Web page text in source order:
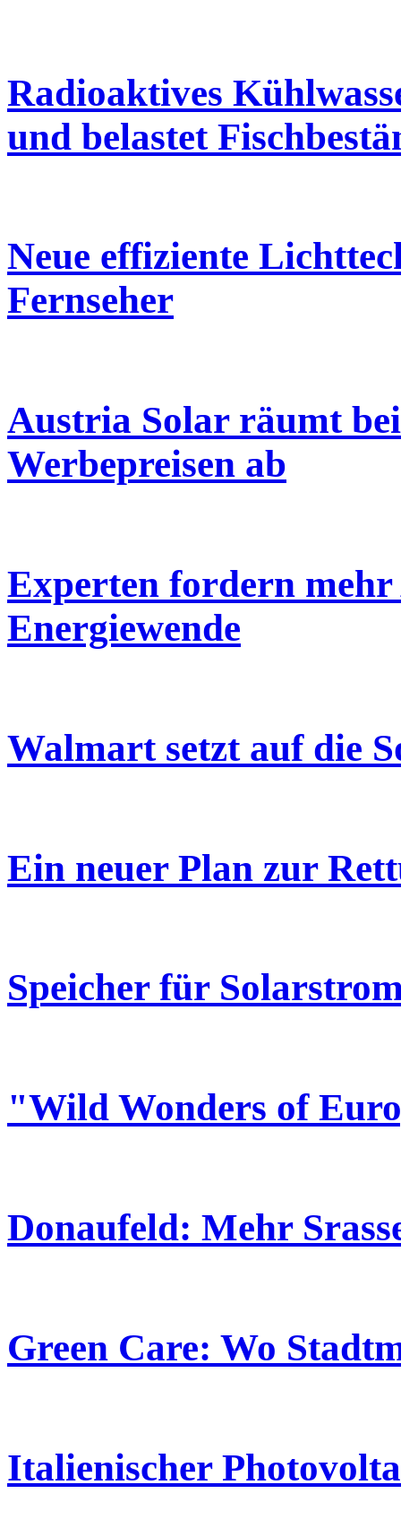
Radioaktives
und belastet
Neue effiziente
Fernseher
Austria Solar räumt
Werbepreisen ab
Experten fordern
Energiewende
Walmart setzt auf die
Ein neuer Plan zur
Speicher für
"Wild Wonders of
Donaufeld: Mehr
Green Care: Wo
Italienischer